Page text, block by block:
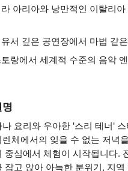
아리아와 낭만적인 이탈리
서 깊은 공연장에서 마법 같
랑에서 세계적 수준의 음악
나 요리와 우아한 '스리 테너'
체에서의 잊을 수 없는 저녁
중심에서 체험이 시작됩니다.
잡고 앉아 아늑한 분위기, 지